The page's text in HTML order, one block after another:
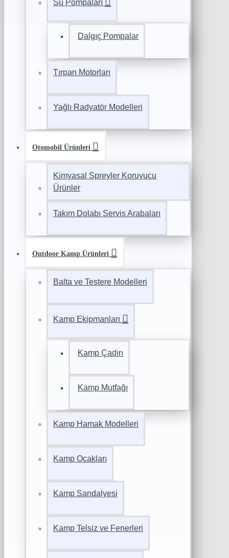
Su Pompaları
Dalgıç Pompalar
Tırpan Motorları
Yağlı Radyatör Modelleri
Otomobil Ürünleri
Kimyasal Spreyler Koruyucu
Ürünler
Takım Dolabı Servis Arabaları
Outdoor Kamp Ürünleri
Balta ve Testere Modelleri
Kamp Ekipmanları
Kamp Çadırı
Kamp Mutfağı
Kamp Hamak Modelleri
Kamp Ocakları
Kamp Sandalyesi
Kamp Telsiz ve Fenerleri